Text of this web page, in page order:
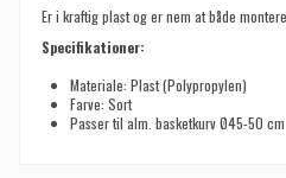
Er i kraftig plast og er nem at både
Specifikationer:
Materiale: Plast (Polypropylen)
Farve: Sort
Passer til alm. basketkurv Ø45-50 cm